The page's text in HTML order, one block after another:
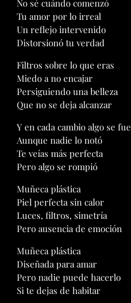
No sé cuándo comenzó
Tu amor por lo irreal
Un reflejo intervenido
Distorsionó tu verdad
Filtros sobre lo que eras
Miedo a no encajar
Persiguiendo una belleza
Que no se deja alcanzar
Y en cada cambio algo se fue
Aunque nadie lo notó
Te veías más perfecta
Pero algo se rompió
Muñeca plástica
Piel perfecta sin calor
Luces, filtros, simetría
Pero ausencia de emoción
Muñeca plástica
Diseñada para amar
Pero nadie puede hacerlo
Si te dejas de habitar